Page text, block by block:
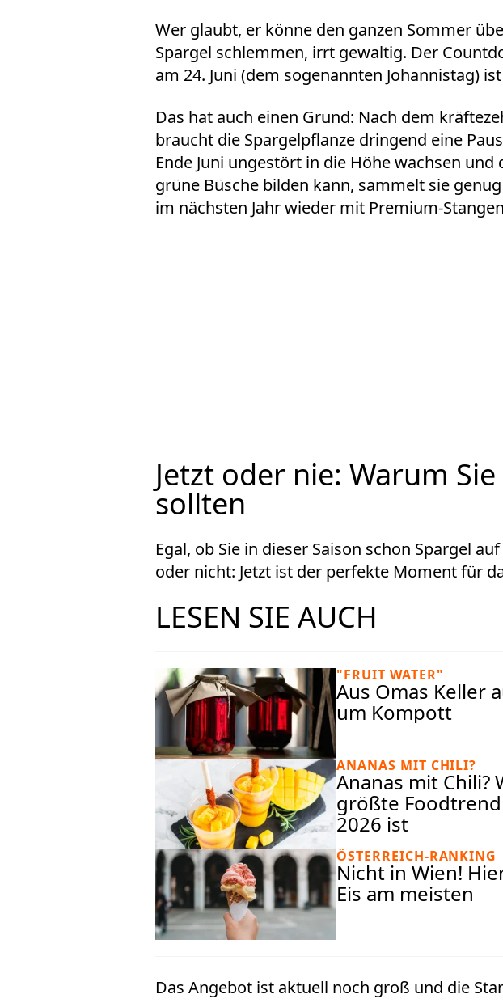
Wer glaubt, er könne den ganzen Sommer
Spargel schlemmen, irrt gewaltig. Der
am 24. Juni (dem sogenannten Johannistag)
Das hat auch einen Grund: Nach dem
braucht die Spargelpflanze dringend eine
Ende Juni ungestört in die Höhe wachsen
grüne Büsche bilden kann, sammelt sie
im nächsten Jahr wieder mit Premium-
Jetzt oder nie: Warum
sollten
Egal, ob Sie in dieser Saison schon Spargel
oder nicht: Jetzt ist der perfekte Moment für
LESEN SIE AUCH
"FRUIT WATER"
Aus Omas Keller
um Kompott
ANANAS MIT CHILI?
Ananas mit Chili?
größte
2026 ist
ÖSTERREICH-RANKING
Nicht in Wien!
Eis am meisten
Das Angebot ist aktuell noch groß und die